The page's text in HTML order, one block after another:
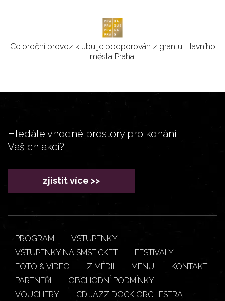
Celoroční provoz klubu je podporován z grantu Hlavního
města Praha.
Hledáte vhodné prostory pro konání
Vašich akcí?
zjistit více >>
PROGRAM
VSTUPENKY
VSTUPENKY NA SMSTICKET
FESTIVALY
FOTO & VIDEO
Z MÉDIÍ MENU
KONTAKT
PARTNEŘI
OBCHODNÍ PODMÍNKY
VOUCHERY
CD JAZZ DOCK ORCHESTRA